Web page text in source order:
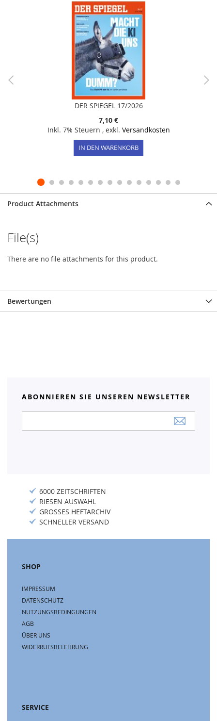
DER SPIEGEL 17/2026
7,10 €
Inkl. 7% Steuern , exkl. Versandkosten
IN DEN WARENKORB
Product Attachments
File(s)
There are no file attachments for this product.
Bewertungen
ABONNIEREN SIE UNSEREN NEWSLETTER
Newsletter:
6000 ZEITSCHRIFTEN
RIESEN AUSWAHL
GROSSES HEFTARCHIV
SCHNELLER VERSAND
SHOP
IMPRESSUM
DATENSCHUTZ
NUTZUNGSBEDINGUNGEN
AGB
ÜBER UNS
WIDERRUFSBELEHRUNG
SERVICE